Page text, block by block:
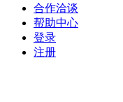
合作洽谈
帮助中心
登录
注册